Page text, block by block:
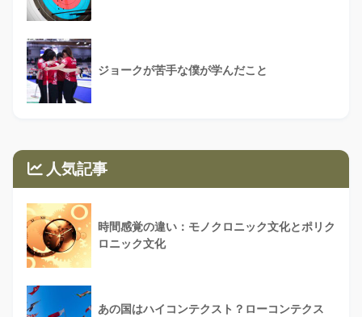
ジョークが苦手な僕が学んだこと
人気記事
時間感覚の違い：モノクロニック文化とポリク
ロニック文化
あの国はハイコンテクスト？ローコンテクス